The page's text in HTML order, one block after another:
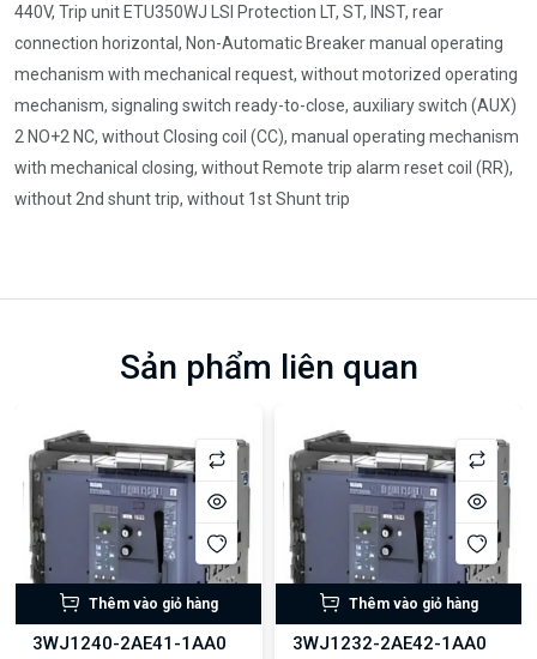
440V, Trip unit ETU350WJ LSI Protection LT, ST, INST, rear
connection horizontal, Non-Automatic Breaker manual operating
mechanism with mechanical request, without motorized operating
mechanism, signaling switch ready-to-close, auxiliary switch (AUX)
2 NO+2 NC, without Closing coil (CC), manual operating mechanism
with mechanical closing, without Remote trip alarm reset coil (RR),
without 2nd shunt trip, without 1st Shunt trip
Sản phẩm liên quan
Thêm vào giỏ hàng
3WJ1240-2AE41-1AA0
Thêm vào giỏ hàng
3WJ1232-2AE42-1AA0